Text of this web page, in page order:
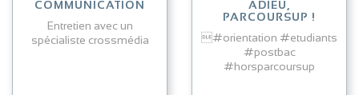
COMMUNICATION
Entretien avec un
spécialiste crossmédia
ADIEU,
PARCOURSUP !
#orientation #etudiants
#postbac
#horsparcoursup